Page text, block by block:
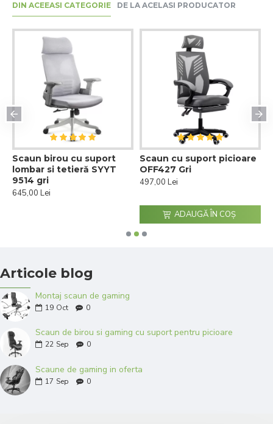
DIN ACEEASI CATEGORIE DE LA ACELASI PRODUCATOR
Scaun birou cu suport
lombar si tetieră SYYT
9514 gri
645,00 Lei
Scaun cu suport picioare
OFF427 Gri
497,00 Lei
ADAUGĂ ÎN COŞ
Articole blog
Montaj scaun de gaming
19 Oct 0
Scaun de birou si gaming cu suport pentru picioare
22 Sep 0
Scaune de gaming in oferta
17 Sep 0